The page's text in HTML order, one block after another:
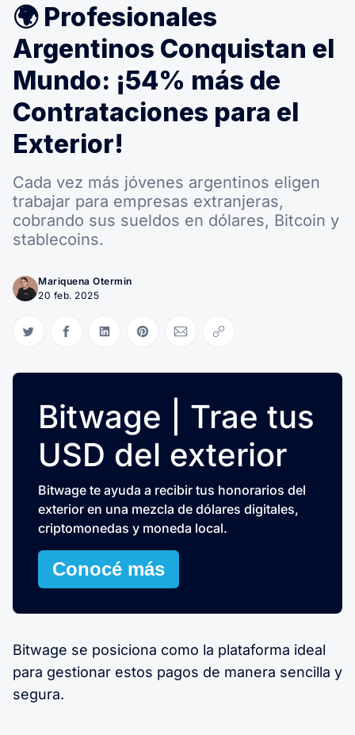
🌍 Profesionales
Argentinos Conquistan el
Mundo: ¡54% más de
Contrataciones para el
Exterior!
Cada vez más jóvenes argentinos eligen
trabajar para empresas extranjeras,
cobrando sus sueldos en dólares, Bitcoin y
stablecoins.
Mariquena Otermin
20 feb. 2025
Compartir en Twitter
Compartir en Facebook
Compartir en LinkedIn
Compartir en Pinterest
Compartir via Email
Copiar link
Bitwage | Trae tus
USD del exterior
Bitwage te ayuda a recibir tus honorarios del
exterior en una mezcla de dólares digitales,
criptomonedas y moneda local.
Conocé más
Bitwage se posiciona como la plataforma ideal
para gestionar estos pagos de manera sencilla y
segura.